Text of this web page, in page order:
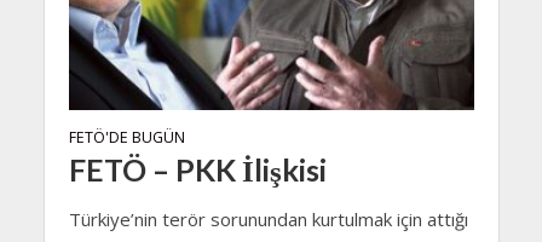
FETÖ'DE BUGÜN
FETÖ – PKK İlişkisi
Türkiye’nin terör sorunundan kurtulmak için attığı